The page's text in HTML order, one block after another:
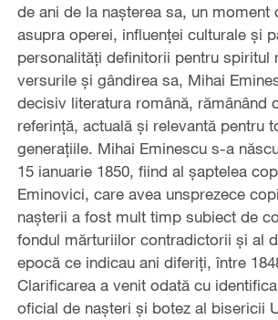
de ani de la nașterea sa, un moment
asupra operei, influenței culturale și
personalități definitorii pentru spiritul
versurile și gândirea sa, Mihai
decisiv literatura română, rămânând
referință, actuală și relevantă pentru
generațiile. Mihai Eminescu s-a
15 ianuarie 1850, fiind al șaptelea
Eminovici, care avea unsprezece
nașterii a fost mult timp subiect de
fondul mărturiilor contradictorii și al
epocă ce indicau ani diferiți, între
Clarificarea a venit odată cu
oficial de nașteri și botez al bisericii